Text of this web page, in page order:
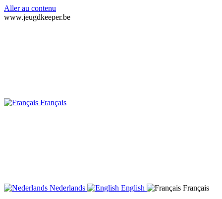
Aller au contenu
www.jeugdkeeper.be
Français
Nederlands English Français